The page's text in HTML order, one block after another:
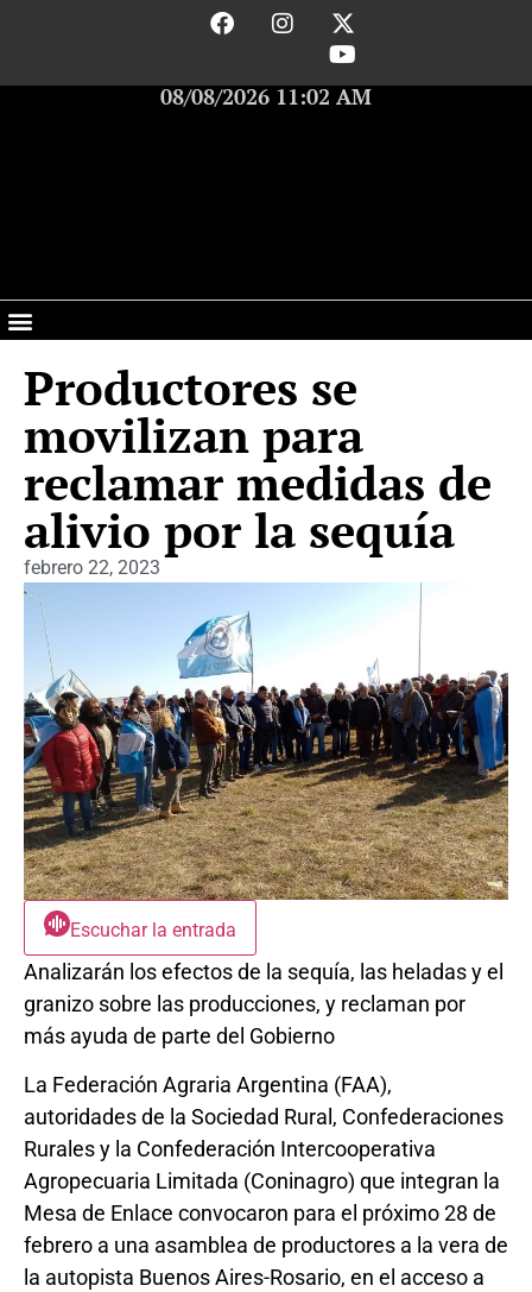
08/08/2026 11:02 AM
Productores se
movilizan para
reclamar medidas de
alivio por la sequía
febrero 22, 2023
Escuchar la entrada
Analizarán los efectos de la sequía, las heladas y el
granizo sobre las producciones, y reclaman por
más ayuda de parte del Gobierno
La Federación Agraria Argentina (FAA),
autoridades de la Sociedad Rural, Confederaciones
Rurales y la Confederación Intercooperativa
Agropecuaria Limitada (Coninagro) que integran la
Mesa de Enlace convocaron para el próximo 28 de
febrero a una asamblea de productores a la vera de
la autopista Buenos Aires-Rosario, en el acceso a